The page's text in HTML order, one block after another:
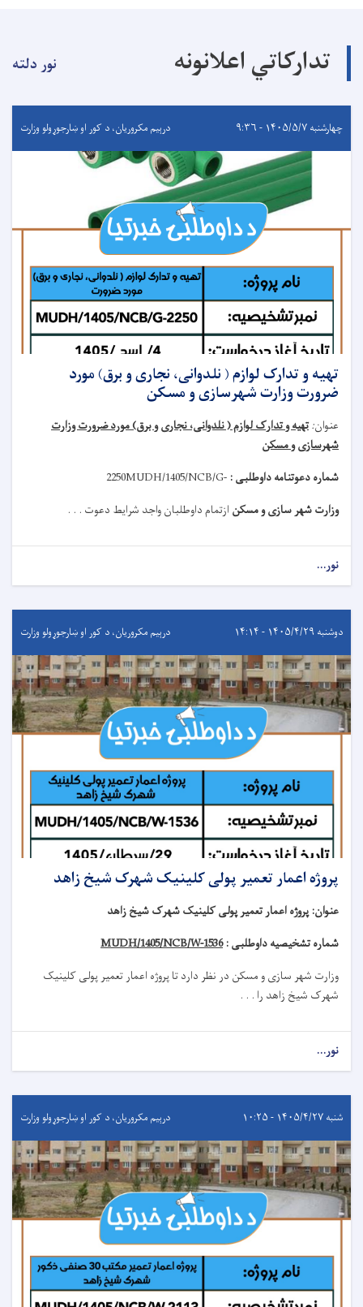
تدارکاتي اعلانونه نور دلته
چهارشنبه ۱۴۰۵/۵/۷ - ۹:۳۶ درېيم مکروریان، د کور او ښارجوړولو وزارت
تهیه و تدارک لوازم ( نلدوانی، نجاری و برق) مورد
ضرورت وزارت شهرسازی و مسکن
عنوان:تهیه و تدارک لوازم ( نلدوانی، نجاری و برق) مورد ضرورت وزارت
شهرسازی و مسکن
شماره دعوتنامه داوطلبی : MUDH/1405/NCB/G-
2250
وزارت شهر سازی و مسکن ازتمام داوطلبان واجد شرایط دعوت . . .
نور...
دوشنبه ۱۴۰۵/۴/۲۹ - ۱۴:۱۴ درېيم مکروریان، د کور او ښارجوړولو وزارت
پروژه اعمار تعمیر پولی کلینیک شهرک شیخ زاهد
عنوان: پروژه اعمار تعمیر پولی کلینیک شهرک شیخ زاهد
شماره تشخیصیه داوطلبی :MUDH/1405/NCB/W-1536
وزارت شهر سازی و مسکن در نظر دارد تاپروژه اعمار تعمیرپولی کلینیک
شهرک شیخ زاهد را . . .
نور...
شنبه ۱۴۰۵/۴/۲۷ - ۱۰:۲۵ درېيم مکروریان، د کور او ښارجوړولو وزارت